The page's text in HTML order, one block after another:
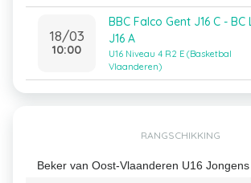
18/03
10:00
BBC Falco Gent J16 C - BC
J16 A
U16 Niveau 4 R2 E (Basketbal
Vlaanderen)
RANGSCHIKKING
Beker van Oost-Vlaanderen U16